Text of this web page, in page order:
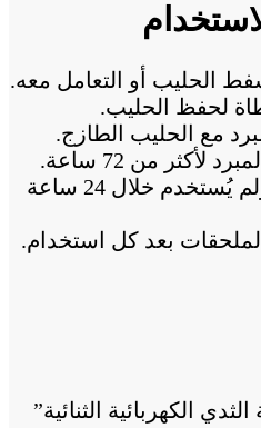
الحليب أو التعامل معه.
لحفظ الحليب.
مع الحليب الطازج.
من 72 ساعة.
إذا تم إذابة الحليب ولم يُستخدم خلال 24 ساعة
بعد كل استخدام.
الكهربائية الثنائية”